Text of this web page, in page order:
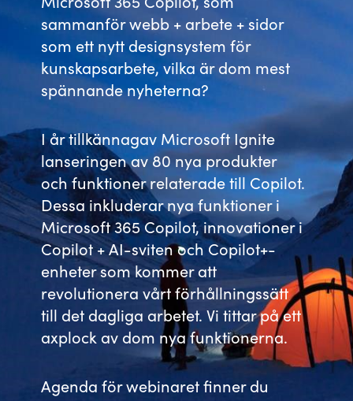
Czechia
Denmark
Estonia
France
Germany
Hungary
Iceland
India
Indonesia
Channel Partner
Ocre Workshops
sammanför webb + arbete + sidor
som ett nytt designsystem för
kunskapsarbete, vilka är dom mest
spännande nyheterna?
I år tillkännagav Microsoft Ignite
lanseringen av 80 nya produkter
och funktioner relaterade till Copilot.
Dessa inkluderar nya funktioner i
Microsoft 365 Copilot, innovationer i
Copilot + AI-sviten och Copilot+-
enheter som kommer att
revolutionera vårt förhållningssätt
till det dagliga arbetet. Vi tittar på ett
axplock av dom nya funktionerna.
Agenda för webinaret finner du